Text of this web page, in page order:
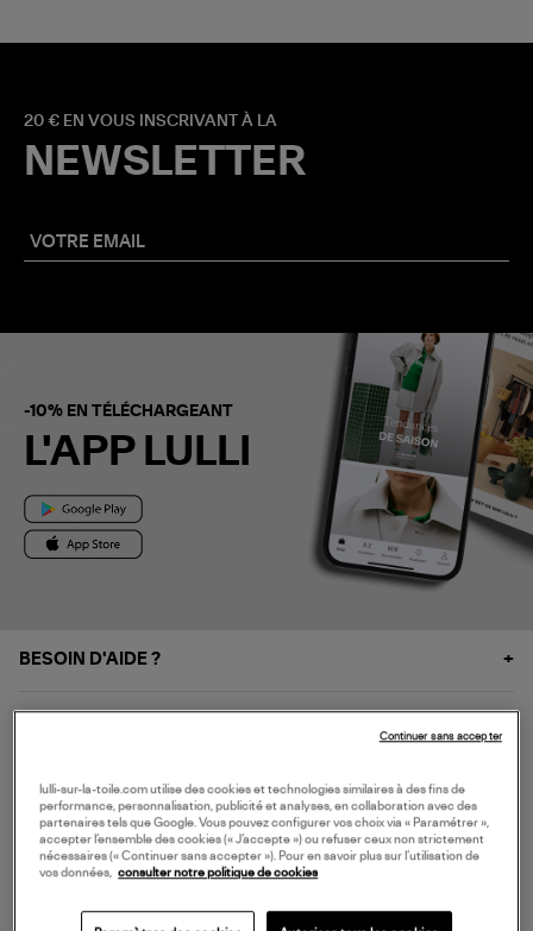
20 € EN VOUS INSCRIVANT À LA
NEWSLETTER
-10% EN TÉLÉCHARGEANT
L'APP LULLI
BESOIN D'AIDE ?
NOS SERVICES
SERVICE CLIENT
lulli-sur-la-toile.com utilise des cookies et technologies similaires à des fins de
performance, personnalisation, publicité et analyses, en collaboration avec des
partenaires tels que Google. Vous pouvez configurer vos choix via « Paramétrer »,
accepter l’ensemble des cookies (« J’accepte ») ou refuser ceux non strictement
nécessaires (« Continuer sans accepter »). Pour en savoir plus sur l’utilisation de
vos données,
consulter notre politique de cookies
Continuer sans accepter